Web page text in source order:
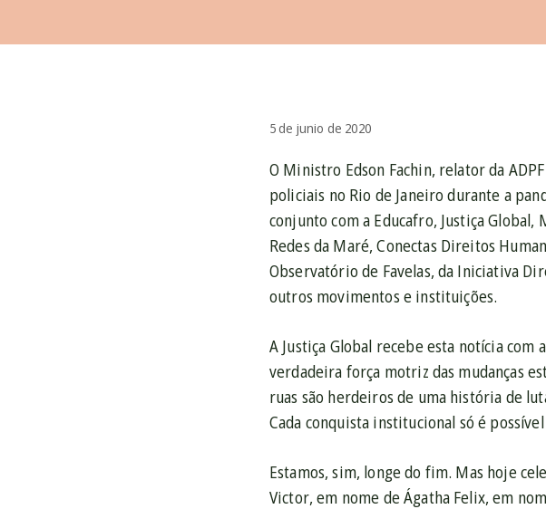
5 de junio de 2020
O Ministro Edson Fachin, relator da
policiais no Rio de Janeiro durante a
conjunto com a Educafro, Justiça
Redes da Maré, Conectas Direitos
Observatório de Favelas, da Iniciativa
outros movimentos e instituições.
A Justiça Global recebe esta notícia
verdadeira força motriz das mudanças
ruas são herdeiros de uma história de
Cada conquista institucional só é
Estamos, sim, longe do fim. Mas hoje
Victor, em nome de Ágatha Felix, em